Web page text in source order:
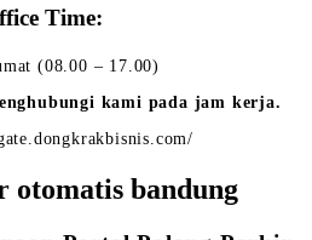
Time:
(08.00 – 17.00)
kami pada jam kerja.
bandung